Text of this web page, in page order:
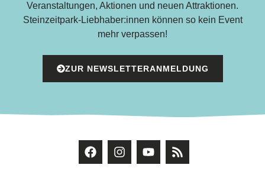
Veranstaltungen, Aktionen und neuen Attraktionen.
Steinzeitpark-Liebhaber:innen können so kein Event
mehr verpassen!
ZUR NEWSLETTERANMELDUNG